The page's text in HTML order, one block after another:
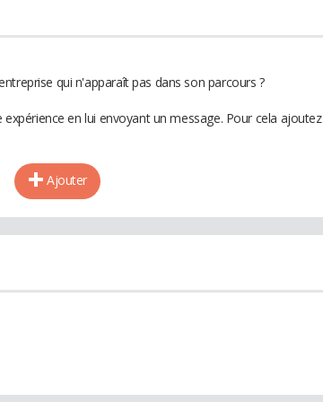
qui n'apparaît pas dans son parcours ?
en lui envoyant un message. Pour cela ajoutez
Ajouter